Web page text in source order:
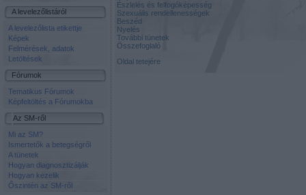
A levelezőlistáról
A levelezőlista etikettje
Képek
Felmérések, adatok
Letöltések
Fórumok
Tematikus Fórumok
Képfeltöltés a Fórumokba
Az SM-ről
Mi az SM?
Ismertetők a betegségről
A tünetek
Hogyan diagnosztizálják
Hogyan kezelik
Őszintén az SM-ről
Észlelés és felfogóképesség
Szexuális rendellenességek
Beszéd
Nyelés
További tünetek
Összefoglaló
Oldal tetejére